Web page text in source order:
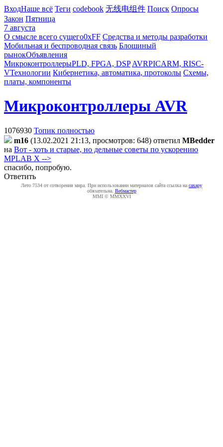
ВходНаше всё Теги codebook 无线电组件 Поиск Опросы
Закон Пятница
7 августа
О смысле всего сущего0xFF Средства и методы разработки
Мобильная и беспроводная связь Блошиный
рынокОбъявления
МикроконтроллерыPLD, FPGA, DSP AVRPICARM, RISC-
VТехнологии Кибернетика, автоматика, протоколы Схемы,
платы, компоненты
Микроконтроллеры AVR
1076930 Топик полностью
m16 (13.02.2021 21:13, просмотров: 648) ответил MBedder
на Вот - хоть и старые, но дельные советы по ускорению
MPLAB X -->
спасибо, попробую.
Ответить
Лето 7534 от сотворения мира. При использовании материалов сайта ссылка на caxapу
обязательна. Вебмастер
MMI © MMXXVI